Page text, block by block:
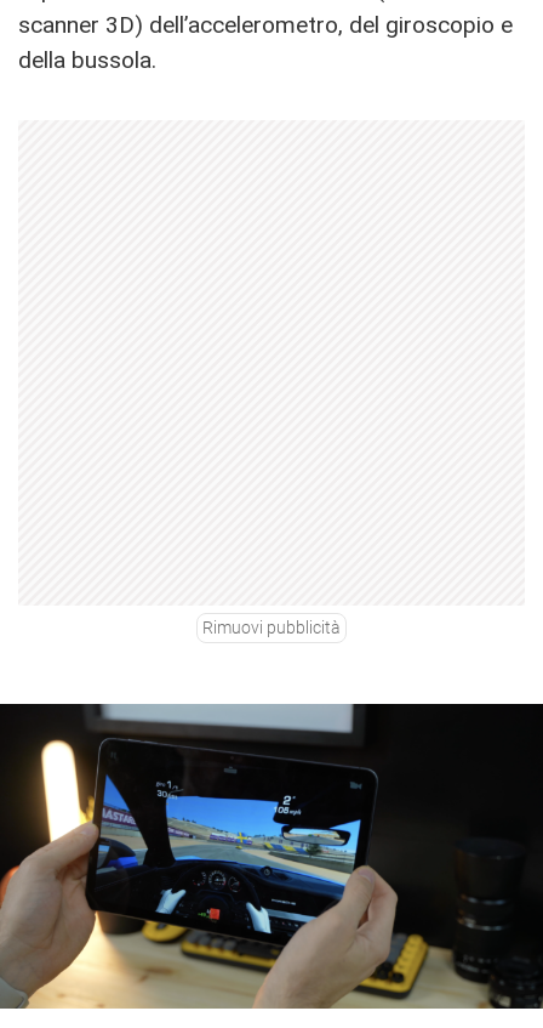
scanner 3D) dell’accelerometro, del giroscopio e
della bussola.
Rimuovi pubblicità